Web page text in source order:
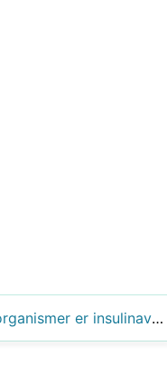
Hvilke mikroorganismer er insulinavhengige diabetikere avhengig av?